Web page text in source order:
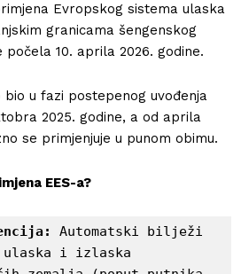
Evropskog sistema ulaska
granicama šengenskog
10. aprila 2026. godine.
u fazi postepenog uvođenja
2025. godine, a od aprila
se primjenjuje u punom obimu.
EES-a?
Automatski bilježi
ulaska i izlaska